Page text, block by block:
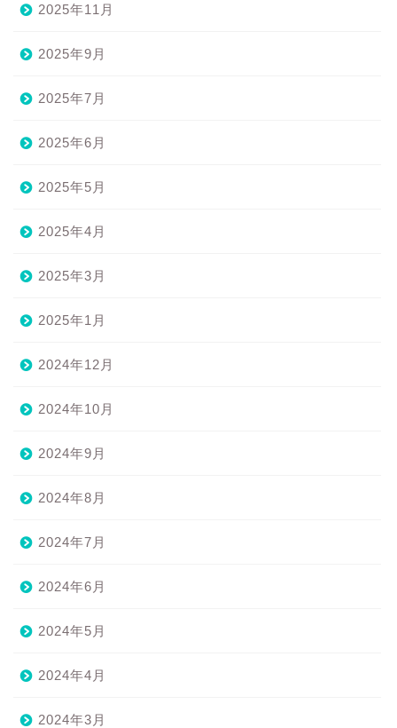
2025年11月
2025年9月
2025年7月
2025年6月
2025年5月
2025年4月
2025年3月
2025年1月
2024年12月
2024年10月
2024年9月
2024年8月
2024年7月
2024年6月
2024年5月
2024年4月
2024年3月